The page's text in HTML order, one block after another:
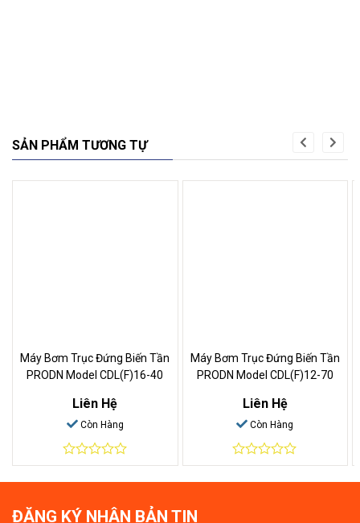
SẢN PHẨM TƯƠNG TỰ
Máy Bơm Trục Đứng Biến Tần
PRODN Model CDL(F)16-40
Liên Hệ
Còn Hàng
0
out
Máy Bơm Trục Đứng Biến Tần
PRODN Model CDL(F)12-70
Liên Hệ
Còn Hàng
0
out
ĐĂNG KÝ NHẬN BẢN TIN